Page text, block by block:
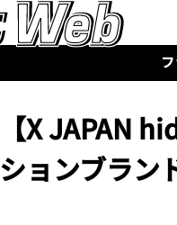
【X JAPAN
ションブラン